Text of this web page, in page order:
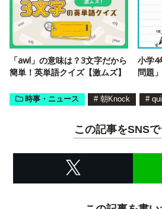
「awl」の意味は？3文字だから
簡単！英単語クイズ【激ムズ】
小学4
問題
時事・ニュース # 朝Knock #
この記事をSNS